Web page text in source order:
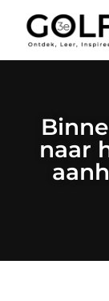
naar